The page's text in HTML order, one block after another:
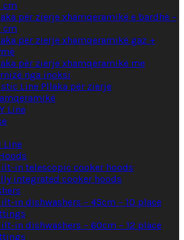
cm
për zierje xhamqeramikë e bardhë –
cm
për zierje xhamqeramikë gaz +
për zierje xhamqeramikë me
nga inoksi
Line Pllaka për zierje
Line
Line
in telescopic cooker hoods
integrated cooker hoods
in dishwashers – 45cm – 10 place
in dishwashers – 60cm – 12 place